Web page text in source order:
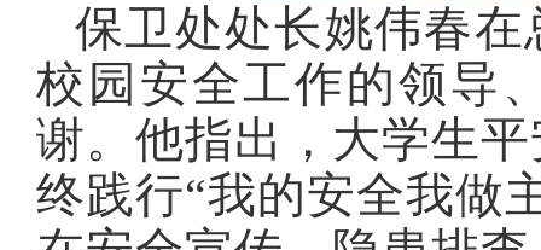
保卫处处长姚伟春
校园安全工作的领导
谢。他指出，大学生
终践行“我的安全我做